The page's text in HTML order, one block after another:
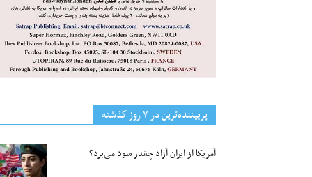
پربیننده‌ترین‌ در ۷ روز گذشته
آمریکا از ایران آزاد چقدر سود می‌برد؟